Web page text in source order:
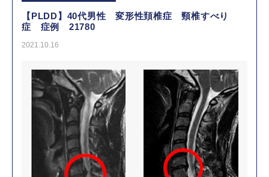
【PLDD】40代男性 変形性頚椎症 頸椎すべり
症 症例 21780
2021.10.16